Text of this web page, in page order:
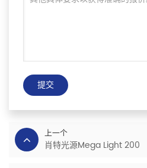
提交
上一个
肖特光源Mega Light 200